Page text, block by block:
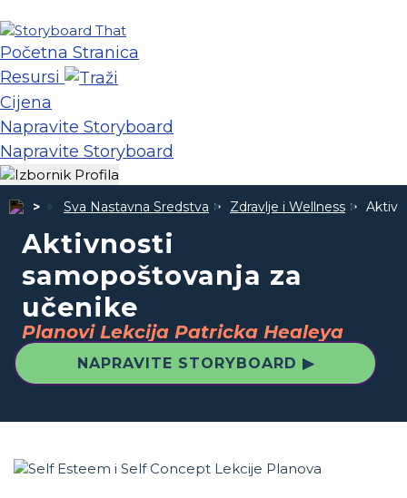
Početna Stranica
Resursi
Cijena
Napravite Storyboard
Napravite Storyboard
Sva Nastavna Sredstva Zdravlje i Wellness
Aktivnosti
samopoštovanja za
učenike
Planovi Lekcija Patricka Healeya
NAPRAVITE STORYBOARD ▶